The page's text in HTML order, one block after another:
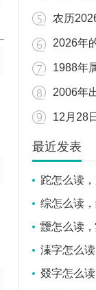
农历
2026年
1988年
2006年
12月28
最近发表
跎怎么读
综怎么读
靉怎么读
溱字怎么
叕字怎么